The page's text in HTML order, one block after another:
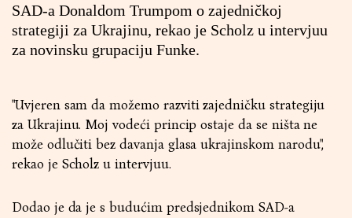
SAD-a Donaldom Trumpom o zajedničkoj
strategiji za Ukrajinu, rekao je Scholz u intervjuu
za novinsku grupaciju Funke.
"Uvjeren sam da možemo razviti zajedničku strategiju
za Ukrajinu. Moj vodeći princip ostaje da se ništa ne
može odlučiti bez davanja glasa ukrajinskom narodu",
rekao je Scholz u intervjuu.
Dodao je da je s budućim predsjednikom SAD-a